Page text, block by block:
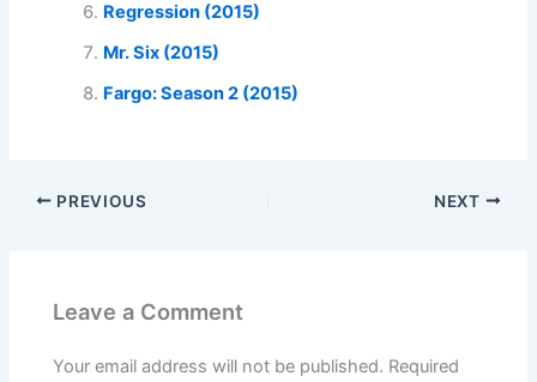
Regression (2015)
Mr. Six (2015)
Fargo: Season 2 (2015)
PREVIOUS NEXT
Leave a Comment
Your email address will not be published. Required